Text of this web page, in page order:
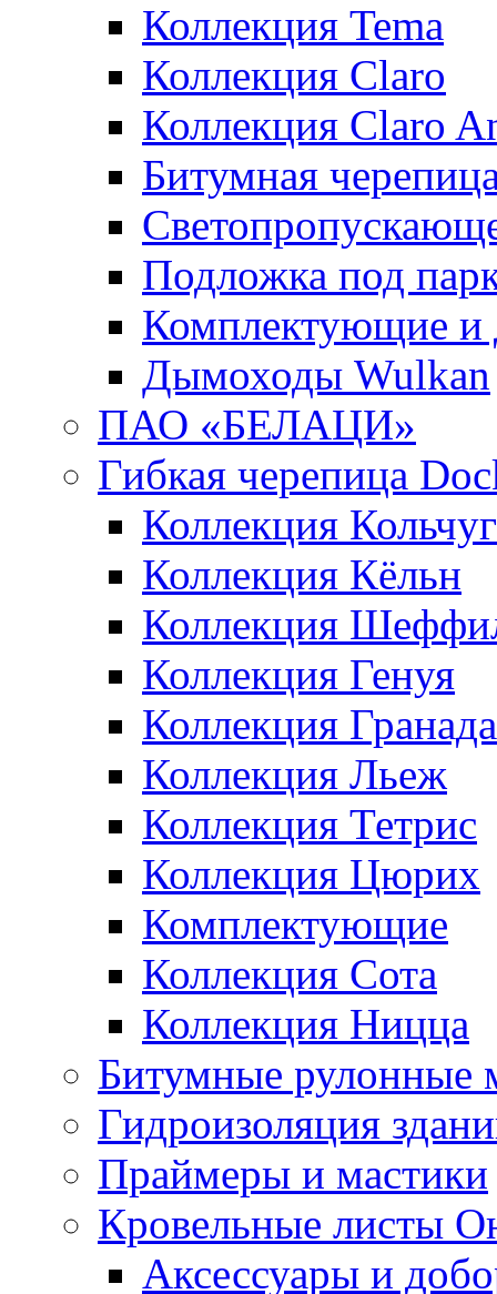
Коллекция Tema
Коллекция Claro
Коллекция Claro
Битумная
Подложка под
Комплектующие и
Дымоходы Wulkan
ПАО «БЕЛАЦИ»
Гибкая черепица
Коллекция
Коллекция Кёльн
Коллекция
Коллекция Генуя
Коллекция Гранада
Коллекция Льеж
Коллекция Тетрис
Коллекция Цюрих
Комплектующие
Коллекция Сота
Коллекция Ницца
Битумные рулонные
Гидроизоляция
Праймеры и мастики
Кровельные листы
Аксессуары и